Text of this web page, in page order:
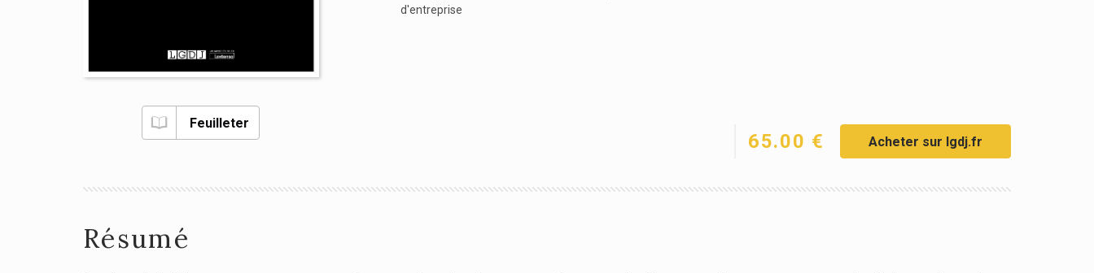
Feuilleter
d'entreprise
65.00 € Acheter sur lgdj.fr
Résumé